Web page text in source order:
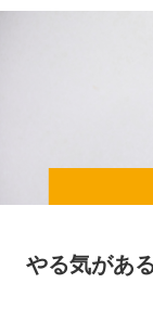
やる気があ